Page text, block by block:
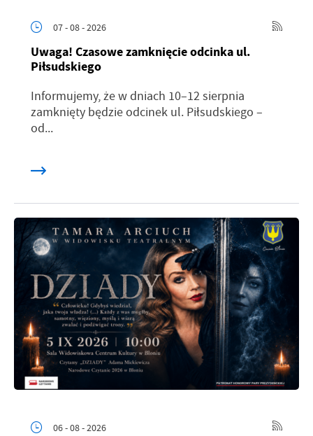
07 - 08 - 2026
Uwaga! Czasowe zamknięcie odcinka ul.
Piłsudskiego
Informujemy, że w dniach 10–12 sierpnia
zamknięty będzie odcinek ul. Piłsudskiego –
od...
06 - 08 - 2026